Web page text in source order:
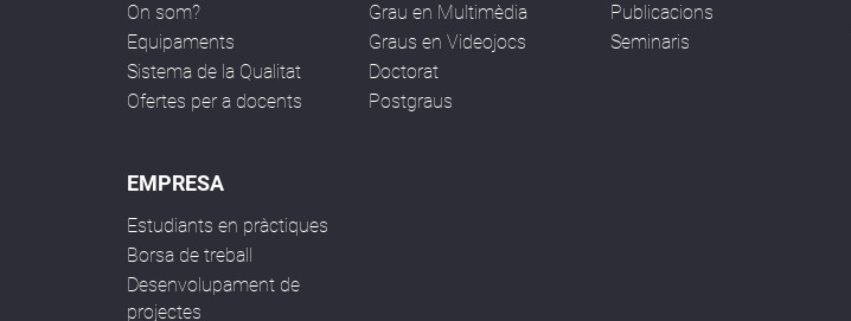
On som?
Equipaments
Sistema de la Qualitat
Ofertes per a docents
Grau en Multimèdia
Graus en Videojocs
Doctorat
Postgraus
Publicacions
Seminaris
EMPRESA
Estudiants en pràctiques
Borsa de treball
Desenvolupament de
projectes